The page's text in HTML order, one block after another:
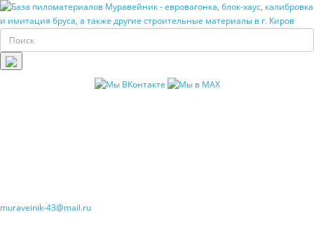
muraveinik-43@mail.ru